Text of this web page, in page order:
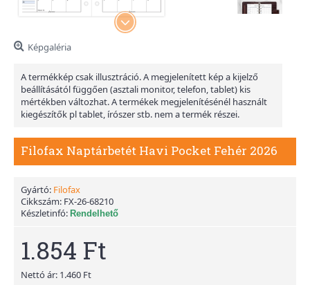
Képgaléria
A termékkép csak illusztráció. A megjelenített kép a kijelző
beállításától függően (asztali monitor, telefon, tablet) kis
mértékben változhat. A termékek megjelenítésénél használt
kiegészítők pl tablet, írószer stb. nem a termék részei.
Filofax Naptárbetét Havi Pocket Fehér 2026
Gyártó: Filofax
Cikkszám: FX-26-68210
Készletinfó: Rendelhető
1.854 Ft
Nettó ár: 1.460 Ft